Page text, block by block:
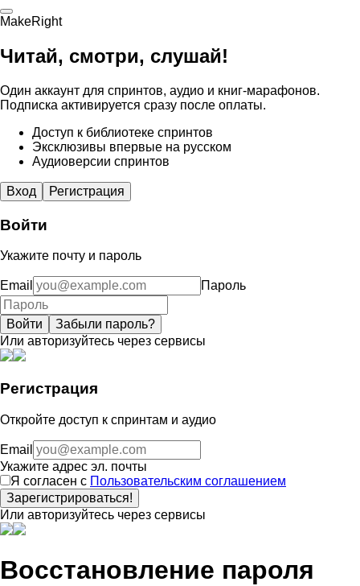
MakeRight
Читай, смотри, слушай!
Один аккаунт для спринтов, аудио и книг-марафонов.
Подписка активируется сразу после оплаты.
Доступ к библиотеке спринтов
Эксклюзивы впервые на русском
Аудиоверсии спринтов
Вход Регистрация
Войти
Укажите почту и пароль
Email Пароль
Войти
Забыли пароль?
Или авторизуйтесь через сервисы
Регистрация
Откройте доступ к спринтам и аудио
Email
Укажите адрес эл. почты
Я согласен с Пользовательским соглашением
Зарегистрироваться!
Или авторизуйтесь через сервисы
Восстановление пароля